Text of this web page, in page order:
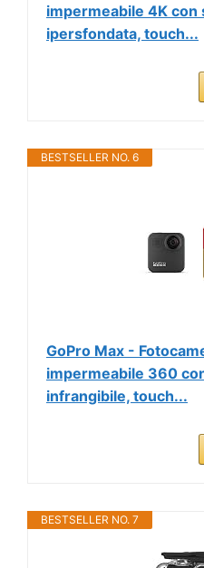
impermeabile 4K con
ipersfondata, touch...
BESTSELLER NO. 6
GoPro Max -
impermeabile 360
infrangibile, touch...
BESTSELLER NO. 7